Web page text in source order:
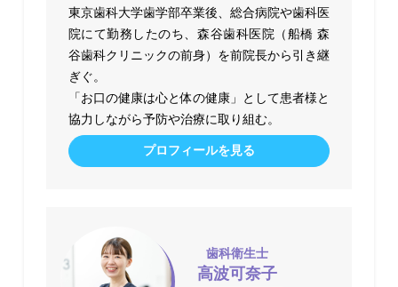
東京歯科大学歯学部卒業後、総合病院や歯科医
院にて勤務したのち、森谷歯科医院（船橋 森
谷歯科クリニックの前身）を前院長から引き継
ぎぐ。
「お口の健康は心と体の健康」として患者様と
協力しながら予防や治療に取り組む。
プロフィールを見る
歯科衛生士
高波可奈子